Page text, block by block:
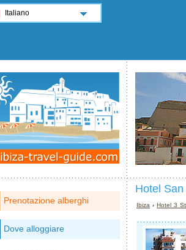
Hotel
Ibiza ›Hotel 3
Prenotazione alberghi
Dove alloggiare
Italiano